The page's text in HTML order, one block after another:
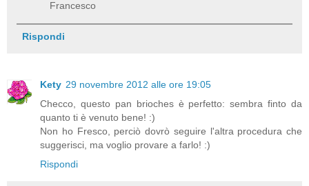
Francesco
Rispondi
Kety 29 novembre 2012 alle ore 19:05
Checco, questo pan brioches è perfetto: sembra finto da
quanto ti è venuto bene! :)
Non ho Fresco, perciò dovrò seguire l'altra procedura che
suggerisci, ma voglio provare a farlo! :)
Rispondi